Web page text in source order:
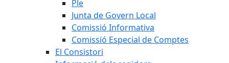
Ple
Junta de Govern Local
Comissió Informativa
Comissió Especial de Comptes
El Consistori